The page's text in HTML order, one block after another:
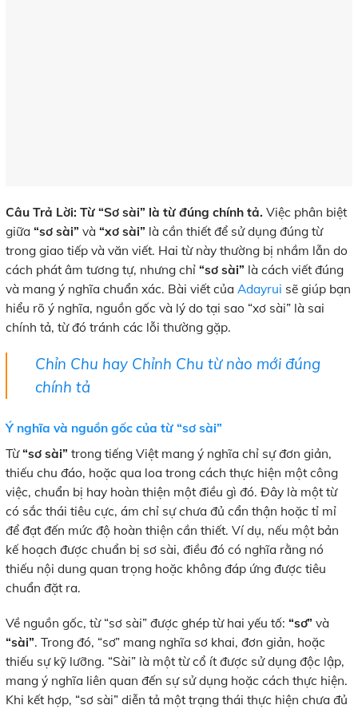
Câu Trả Lời: Từ “Sơ sài” là từ đúng chính tả. Việc phân biệt
giữa “sơ sài” và “xơ sài” là cần thiết để sử dụng đúng từ
trong giao tiếp và văn viết. Hai từ này thường bị nhầm lẫn do
cách phát âm tương tự, nhưng chỉ “sơ sài” là cách viết đúng
và mang ý nghĩa chuẩn xác. Bài viết của Adayrui sẽ giúp bạn
hiểu rõ ý nghĩa, nguồn gốc và lý do tại sao “xơ sài” là sai
chính tả, từ đó tránh các lỗi thường gặp.
Chỉn Chu hay Chỉnh Chu từ nào mới đúng
chính tả
Ý nghĩa và nguồn gốc của từ “sơ sài”
Từ“sơ sài” trong tiếng Việt mang ý nghĩa chỉ sự đơn giản,
thiếu chu đáo, hoặc qua loa trong cách thực hiện một công
việc, chuẩn bị hay hoàn thiện một điều gì đó. Đây là một từ
có sắc thái tiêu cực, ám chỉ sự chưa đủ cẩn thận hoặc tỉ mỉ
để đạt đến mức độ hoàn thiện cần thiết. Ví dụ, nếu một bản
kế hoạch được chuẩn bị sơ sài, điều đó có nghĩa rằng nó
thiếu nội dung quan trọng hoặc không đáp ứng được tiêu
chuẩn đặt ra.
Về nguồn gốc, từ “sơ sài” được ghép từ hai yếu tố: “sơ” và
“sài”. Trong đó, “sơ” mang nghĩa sơ khai, đơn giản, hoặc
thiếu sự kỹ lưỡng. “Sài” là một từ cổ ít được sử dụng độc lập,
mang ý nghĩa liên quan đến sự sử dụng hoặc cách thực hiện.
Khi kết hợp, “sơ sài” diễn tả một trạng thái thực hiện chưa đủ